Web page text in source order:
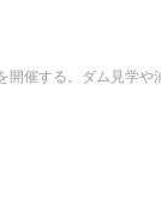
催する。ダム見学